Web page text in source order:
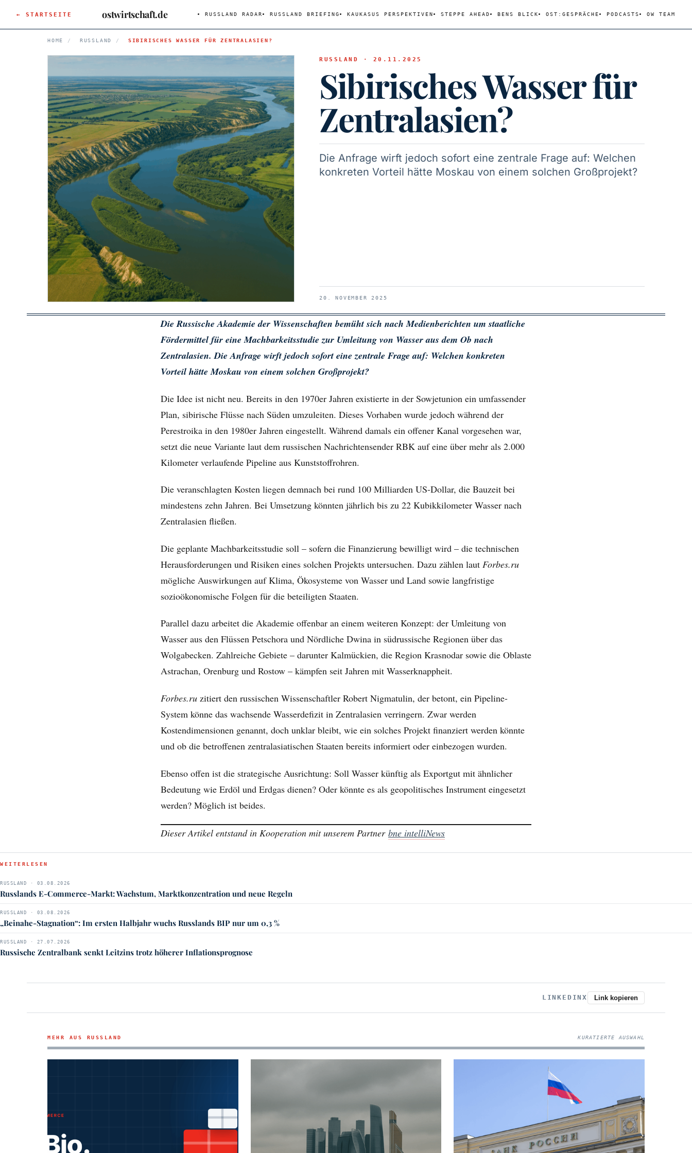
← STARTSEITE ostwirtschaft.de RUSSLAND RADAR RUSSLAND BRIEFING KAUKASUS PERSPEKTIVEN STEPPE AHEAD BENS BLICK OST:GESPRÄCHE PODCASTS OW TEAM
HOME / RUSSLAND / SIBIRISCHES WASSER FÜR ZENTRALASIEN?
RUSSLAND · 20.11.2025
Sibirisches Wasser für
Zentralasien?
Die Anfrage wirft jedoch sofort eine zentrale Frage auf: Welchen
konkreten Vorteil hätte Moskau von einem solchen Großprojekt?
20. NOVEMBER 2025
Die Russische Akademie der Wissenschaften bemüht sich nach Medienberichten um staatliche
Fördermittel für eine Machbarkeitsstudie zur Umleitung von Wasser aus dem Ob nach
Zentralasien. Die Anfrage wirft jedoch sofort eine zentrale Frage auf: Welchen konkreten
Vorteil hätte Moskau von einem solchen Großprojekt?
Die Idee ist nicht neu. Bereits in den 1970er Jahren existierte in der Sowjetunion ein umfassender
Plan, sibirische Flüsse nach Süden umzuleiten. Dieses Vorhaben wurde jedoch während der
Perestroika in den 1980er Jahren eingestellt. Während damals ein offener Kanal vorgesehen war,
setzt die neue Variante laut dem russischen Nachrichtensender RBK auf eine über mehr als 2.000
Kilometer verlaufende Pipeline aus Kunststoffrohren.
Die veranschlagten Kosten liegen demnach bei rund 100 Milliarden US-Dollar, die Bauzeit bei
mindestens zehn Jahren. Bei Umsetzung könnten jährlich bis zu 22 Kubikkilometer Wasser nach
Zentralasien fließen.
Die geplante Machbarkeitsstudie soll – sofern die Finanzierung bewilligt wird – die technischen
Herausforderungen und Risiken eines solchen Projekts untersuchen. Dazu zählen laut Forbes.ru
mögliche Auswirkungen auf Klima, Ökosysteme von Wasser und Land sowie langfristige
sozioökonomische Folgen für die beteiligten Staaten.
Parallel dazu arbeitet die Akademie offenbar an einem weiteren Konzept: der Umleitung von
Wasser aus den Flüssen Petschora und Nördliche Dwina in südrussische Regionen über das
Wolgabecken. Zahlreiche Gebiete – darunter Kalmückien, die Region Krasnodar sowie die Oblaste
Astrachan, Orenburg und Rostow – kämpfen seit Jahren mit Wasserknappheit.
Forbes.ru zitiert den russischen Wissenschaftler Robert Nigmatulin, der betont, ein Pipeline-
System könne das wachsende Wasserdefizit in Zentralasien verringern. Zwar werden
Kostendimensionen genannt, doch unklar bleibt, wie ein solches Projekt finanziert werden könnte
und ob die betroffenen zentralasiatischen Staaten bereits informiert oder einbezogen wurden.
Ebenso offen ist die strategische Ausrichtung: Soll Wasser künftig als Exportgut mit ähnlicher
Bedeutung wie Erdöl und Erdgas dienen? Oder könnte es als geopolitisches Instrument eingesetzt
werden? Möglich ist beides.
Dieser Artikel entstand in Kooperation mit unserem Partner bne intelliNews
WEITERLESEN
RUSSLAND · 03.08.2026
Russlands E-Commerce-Markt: Wachstum, Marktkonzentration und neue Regeln
RUSSLAND · 03.08.2026
„Beinahe-Stagnation“: Im ersten Halbjahr wuchs Russlands BIP nur um 0,3 %
RUSSLAND · 27.07.2026
Russische Zentralbank senkt Leitzins trotz höherer Inflationsprognose
LINKEDINX Link kopieren
MEHR AUS RUSSLAND KURATIERTE AUSWAHL